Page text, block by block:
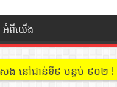
អំពីយើង
ង នៅជាន់ទី៩ បន្ទប់ ៩០២ !